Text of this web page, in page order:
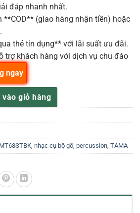
đáp nhanh nhất.
**COD** (giao hàng nhận tiền) hoặc
thẻ tín dụng** với lãi suất ưu đãi.
trợ khách hàng với dịch vụ chu đáo
Effect MT68STBK 6 inch 8 inch
vào giỏ hàng
ngay
MT68STBK, nhạc cụ bộ gõ, percussion, TAMA